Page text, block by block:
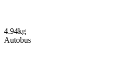
4.94kg
Autobus